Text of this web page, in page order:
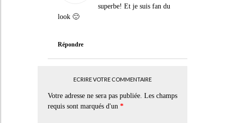
superbe! Et je suis fan du
look 🙂
Répondre
ECRIRE VOTRE COMMENTAIRE
Votre adresse ne sera pas publiée. Les champs
requis sont marqués d'un *